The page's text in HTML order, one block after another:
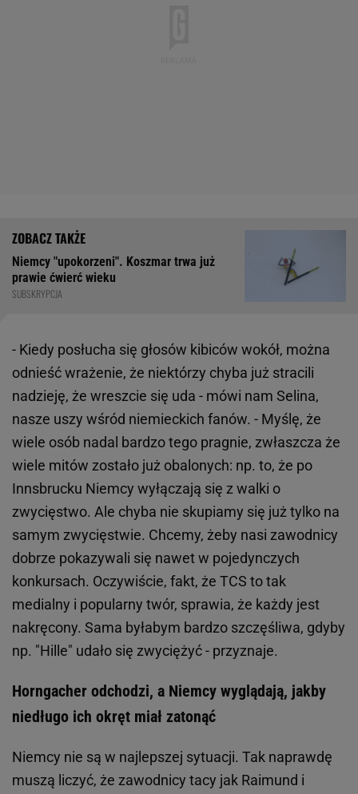
Niemcy "upokorzeni". Koszmar trwa już
prawie ćwierć wieku
SUBSKRYPCJA
- Kiedy posłucha się głosów kibiców wokół, można
odnieść wrażenie, że niektórzy chyba już stracili
nadzieję, że wreszcie się uda - mówi nam Selina,
nasze uszy wśród niemieckich fanów. - Myślę, że
wiele osób nadal bardzo tego pragnie, zwłaszcza że
wiele mitów zostało już obalonych: np. to, że po
Innsbrucku Niemcy wyłączają się z walki o
zwycięstwo. Ale chyba nie skupiamy się już tylko na
samym zwycięstwie. Chcemy, żeby nasi zawodnicy
dobrze pokazywali się nawet w pojedynczych
konkursach. Oczywiście, fakt, że TCS to tak
medialny i popularny twór, sprawia, że każdy jest
nakręcony. Sama byłabym bardzo szczęśliwa, gdyby
np. "Hille" udało się zwyciężyć - przyznaje.
Horngacher odchodzi, a Niemcy wyglądają, jakby
niedługo ich okręt miał zatonąć
Niemcy nie są w najlepszej sytuacji. Tak naprawdę
muszą liczyć, że zawodnicy tacy jak Raimund i